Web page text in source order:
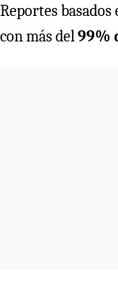
Reportes
con más del99%